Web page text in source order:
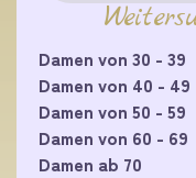
Damen von 30 - 39
Damen von 40 - 49
Damen von 50 - 59
Damen von 60 - 69
Damen ab 70